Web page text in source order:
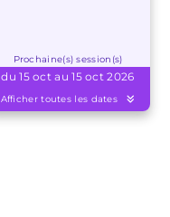
Prochaine(s) session(s)
du 15 oct au 15 oct 2026
Afficher toutes les dates